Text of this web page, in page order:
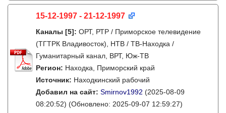
15-12-1997 - 21-12-1997
Каналы [5]: ОРТ, РТР / Приморское телевидение
(ТГТРК Владивосток), НТВ / ТВ-Находка /
Гуманитарный канал, ВРТ, Юж-ТВ
Регион: Находка, Приморский край
Источник: Находкинский рабочий
Добавил на сайт: Smirnov1992 (2025-08-09
08:20:52) (Обновлено: 2025-09-07 12:59:27)